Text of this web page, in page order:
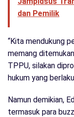
dan Pemilik
“Kita mendukung
memang
TPPU, silakan
hukum yang
Namun demikian,
termasuk para